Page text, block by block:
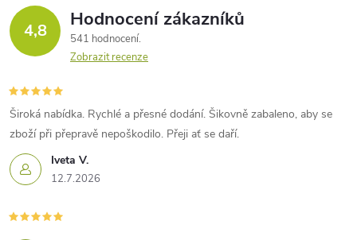
4,8 Hodnocení zákazníků
541 hodnocení
Zobrazit recenze
Iveta V.
12.7.2026
Široká nabídka. Rychlé a přesné dodání. Šikovně zabaleno, aby se
zboží při přepravě nepoškodilo. Přeji ať se daří.